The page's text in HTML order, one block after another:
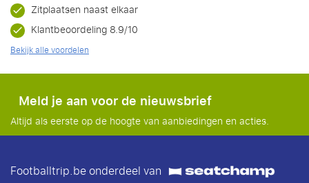
Zitplaatsen naast elkaar
Klantbeoordeling 8.9/10
Bekijk alle voordelen
Meld je aan voor de nieuwsbrief
Altijd als eerste op de hoogte van aanbiedingen en acties.
Footballtrip.be onderdeel van